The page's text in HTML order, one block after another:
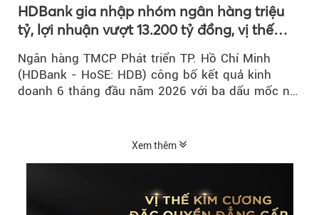
HDBank gia nhập nhóm ngân hàng triệu
tỷ, lợi nhuận vượt 13.200 tỷ đồng, vị thế
mới trên thị trường vốn quốc tế
Ngân hàng TMCP Phát triển TP. Hồ Chí Minh
(HDBank - HoSE: HDB) công bố kết quả kinh
doanh 6 tháng đầu năm 2026 với ba dấu mốc nổi
Xem thêm